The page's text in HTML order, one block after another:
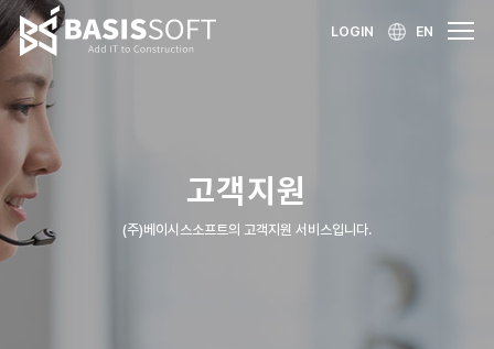
LOGIN EN
고객지원
(주)베이시스소프트의 고객지원 서비스입니다.